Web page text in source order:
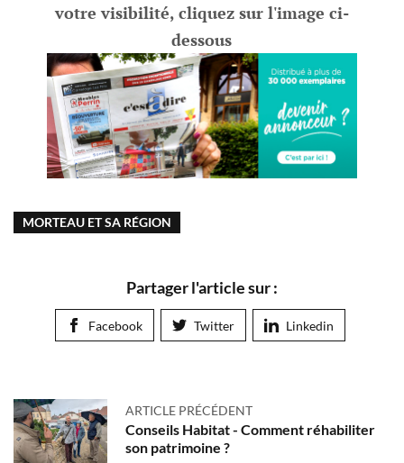
votre visibilité, cliquez sur l'image ci-
dessous
MORTEAU ET SA RÉGION
Partager l'article sur :
Facebook Twitter Linkedin
ARTICLE PRÉCÉDENT
Conseils Habitat - Comment réhabiliter
son patrimoine ?